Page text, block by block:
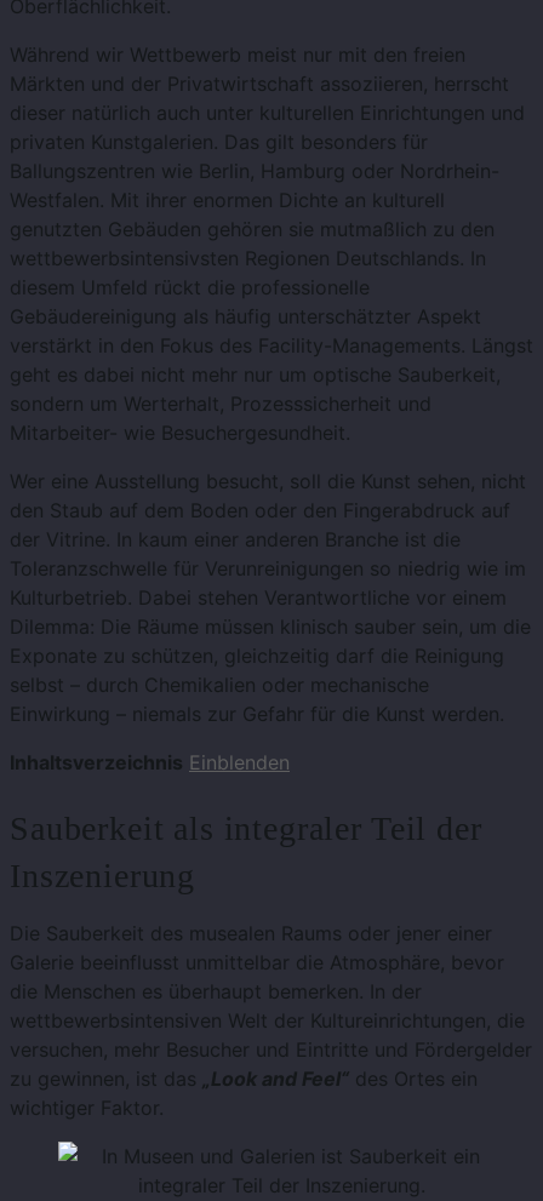
Oberflächlichkeit.
Während wir Wettbewerb meist nur mit den freien
Märkten und der Privatwirtschaft assoziieren, herrscht
dieser natürlich auch unter kulturellen Einrichtungen und
privaten Kunstgalerien. Das gilt besonders für
Ballungszentren wie Berlin, Hamburg oder Nordrhein-
Westfalen. Mit ihrer enormen Dichte an kulturell
genutzten Gebäuden gehören sie mutmaßlich zu den
wettbewerbsintensivsten Regionen Deutschlands. In
diesem Umfeld rückt die professionelle
Gebäudereinigung als häufig unterschätzter Aspekt
verstärkt in den Fokus des Facility-Managements. Längst
geht es dabei nicht mehr nur um optische Sauberkeit,
sondern um Werterhalt, Prozesssicherheit und
Mitarbeiter- wie Besuchergesundheit.
Wer eine Ausstellung besucht, soll die Kunst sehen, nicht
den Staub auf dem Boden oder den Fingerabdruck auf
der Vitrine. In kaum einer anderen Branche ist die
Toleranzschwelle für Verunreinigungen so niedrig wie im
Kulturbetrieb. Dabei stehen Verantwortliche vor einem
Dilemma: Die Räume müssen klinisch sauber sein, um die
Exponate zu schützen, gleichzeitig darf die Reinigung
selbst – durch Chemikalien oder mechanische
Einwirkung – niemals zur Gefahr für die Kunst werden.
Inhaltsverzeichnis Einblenden
Sauberkeit als integraler Teil der
Inszenierung
Die Sauberkeit des musealen Raums oder jener einer
Galerie beeinflusst unmittelbar die Atmosphäre, bevor
die Menschen es überhaupt bemerken. In der
wettbewerbsintensiven Welt der Kultureinrichtungen, die
versuchen, mehr Besucher und Eintritte und Fördergelder
zu gewinnen, ist das „Look and Feel“ des Ortes ein
wichtiger Faktor.